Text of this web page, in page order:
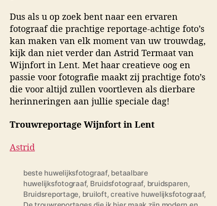
Dus als u op zoek bent naar een ervaren
fotograaf die prachtige reportage-achtige foto’s
kan maken van elk moment van uw trouwdag,
kijk dan niet verder dan Astrid Termaat van
Wijnfort in Lent. Met haar creatieve oog en
passie voor fotografie maakt zij prachtige foto’s
die voor altijd zullen voortleven als dierbare
herinneringen aan jullie speciale dag!
Trouwreportage Wijnfort in Lent
Astrid
beste huwelijksfotograaf, betaalbare
huwelijksfotograaf, Bruidsfotograaf, bruidsparen,
Bruidsreportage, bruiloft,creative huwelijksfotograaf,